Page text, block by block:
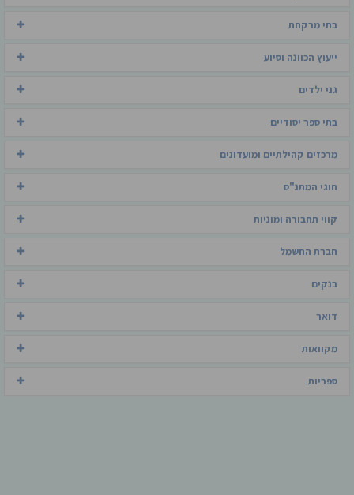
בתי מרקחת
ייעוץ הכוונה וסיוע
גני ילדים
בתי ספר יסודיים
מרכזים קהילתיים ומועדונים
חוגי המתנ"ס
קווי תחבורה ומוניות
חברת החשמל
בנקים
דואר
מקוואות
ספריות